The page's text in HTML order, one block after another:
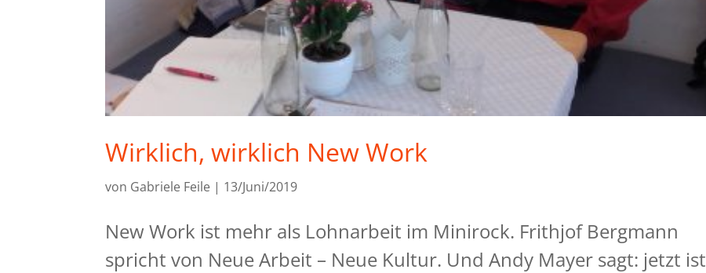
Wirklich, wirklich New Work
von Gabriele Feile | 13/Juni/2019
New Work ist mehr als Lohnarbeit im Minirock. Frithjof Bergmann
spricht von Neue Arbeit – Neue Kultur. Und Andy Mayer sagt: jetzt ist